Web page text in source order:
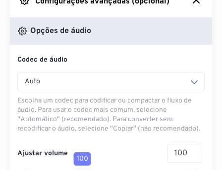
Do OneDrive
Opções de áudio
Codec de áudio
Auto
Escolha um codec para codificar ou compactar o fluxo de
áudio. Para usar o codec mais comum, selecione
"Automático" (recomendado). Para converter sem
recodificar o áudio, selecione "Copiar" (não recomendado).
Ajustar volume
100